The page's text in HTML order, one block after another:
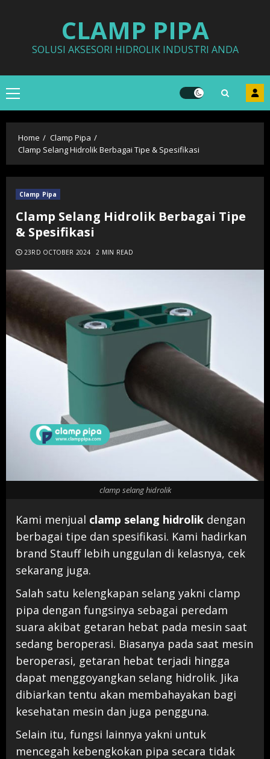
CLAMP PIPA
SOLUSI AKSESORI HIDROLIK INDUSTRI ANDA
Primary
Menu
Home
Clamp Pipa
Clamp Selang Hidrolik Berbagai Tipe & Spesifikasi
Clamp Pipa
Clamp Selang Hidrolik Berbagai Tipe
& Spesifikasi
23RD OCTOBER 2024 2 MIN READ
clamp selang hidrolik
Kami menjual clamp selang hidrolik dengan
berbagai tipe dan spesifikasi. Kami hadirkan
brand Stauff lebih unggulan di kelasnya, cek
sekarang juga.
Salah satu kelengkapan selang yakni clamp
pipa dengan fungsinya sebagai peredam
suara akibat getaran hebat pada mesin saat
sedang beroperasi. Biasanya pada saat mesin
beroperasi, getaran hebat terjadi hingga
dapat menggoyangkan selang hidrolik. Jika
dibiarkan tentu akan membahayakan bagi
kesehatan mesin dan juga pengguna.
Selain itu, fungsi lainnya yakni untuk
mencegah kebengkokan pipa secara tidak